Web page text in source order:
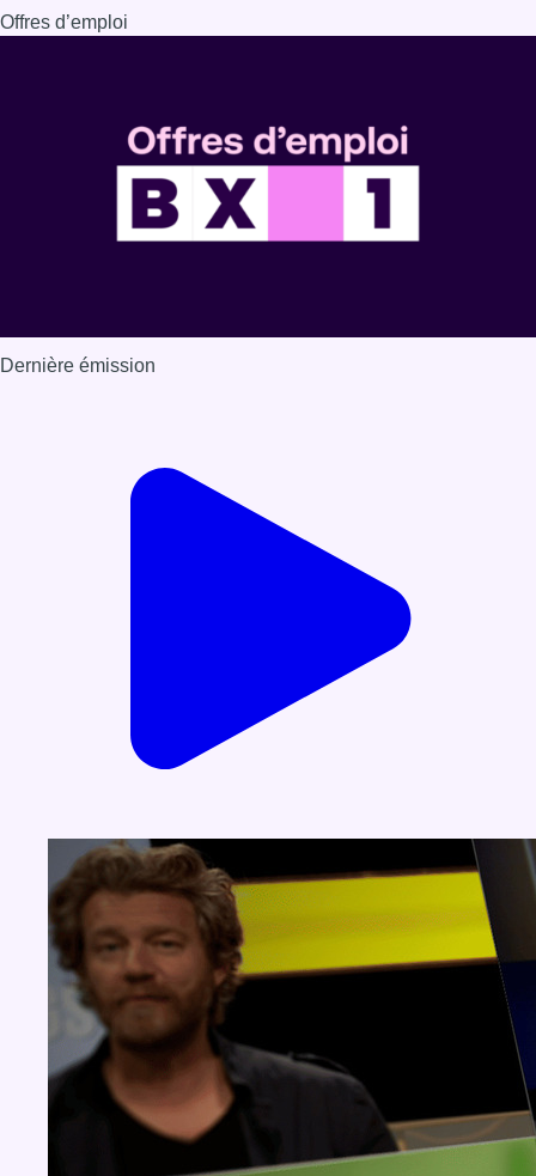
Offres d’emploi
Dernière émission